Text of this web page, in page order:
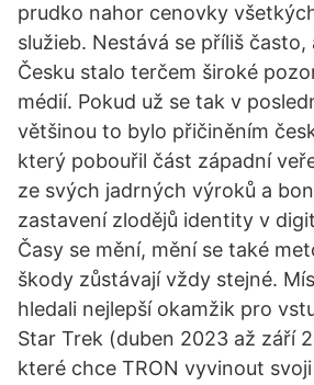
prudko nahor cenovky
služieb. Nestává se příliš často,
Česku stalo terčem široké
médií. Pokud už se tak v
většinou to bylo přičiněním
který pobouřil část západní
ze svých jadrných výroků a
zastavení zlodějů identity v
Časy se mění, mění se také
škody zůstávají vždy stejné.
hledali nejlepší okamžik pro
Star Trek (duben 2023 až září
které chce TRON vyvinout